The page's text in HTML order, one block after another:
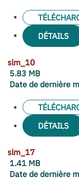
DÉTAILS
slm_10
5.83 MB
Date de dernière
DÉTAILS
slm_17
1.41 MB
Date de dernière